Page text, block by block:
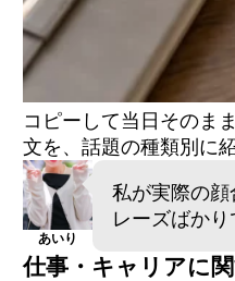
コピーして当日そのま
文を、話題の種類別に
あいり
私が実際の顔
レーズばかり
仕事・キャリアに